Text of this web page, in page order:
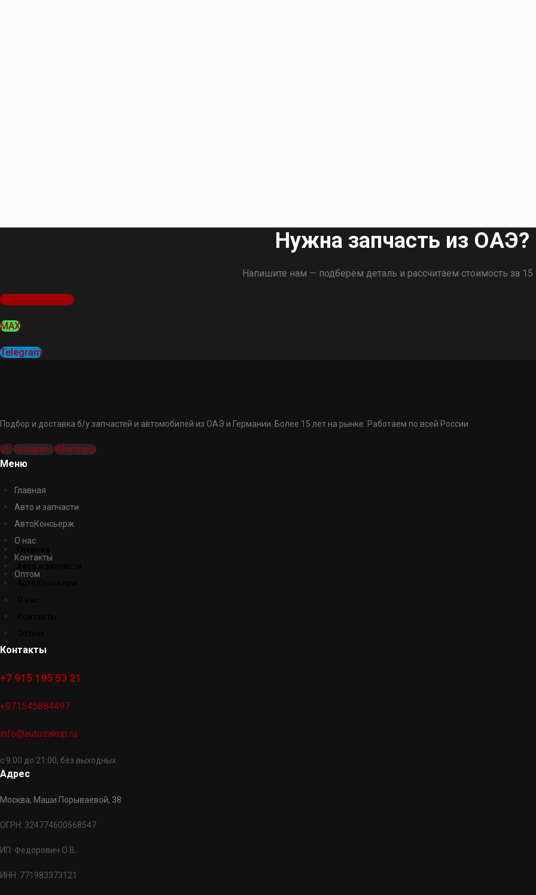
Нужна запчасть из ОАЭ?
Напишите нам — подберём деталь и рассчитаем стоимость за 15
Оставить заявку
MAX
Telegram
Подбор и доставка б/у запчастей и автомобилей из ОАЭ и Германии. Более 15 лет на рынке. Работаем по всей России.
Vk Telegram Whatsapp
Меню
Главная
Авто и запчасти
АвтоКонсьерж
О нас
Контакты
Оптом
Контакты
+7 915 195 53 21
+971545884497
info@autozakup.ru
с 9:00 до 21:00, без выходных
Адрес
Москва, Маши Порываевой, 38
ОГРН: 324774600568547
ИП: Федорович О.В.
ИНН: 771983373121